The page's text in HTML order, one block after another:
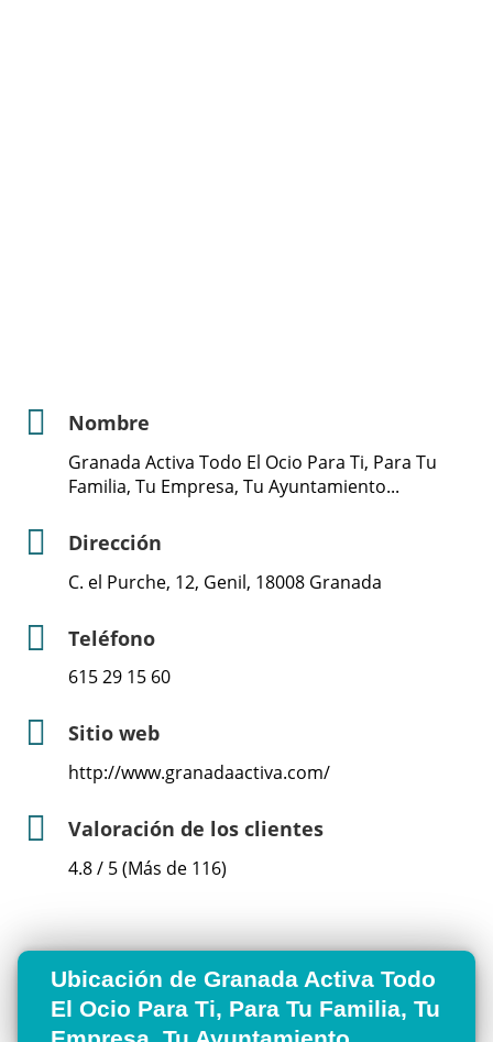
Nombre
Granada Activa Todo El Ocio Para Ti, Para Tu
Familia, Tu Empresa, Tu Ayuntamiento...
Dirección
C. el Purche, 12, Genil, 18008 Granada
Teléfono
615 29 15 60
Sitio web
http://www.granadaactiva.com/
Valoración de los clientes
4.8 / 5 (Más de 116)
Ubicación de Granada Activa Todo
El Ocio Para Ti, Para Tu Familia, Tu